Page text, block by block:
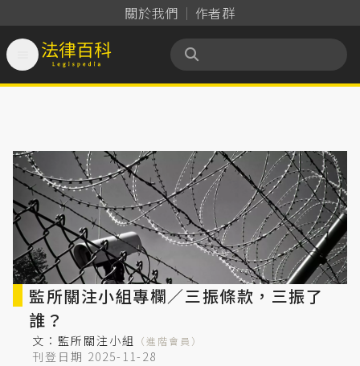
關於我們 作者群
法律百科 Legispedia
監所關注小組專欄／三振條款，三振了
誰？
文： 監所關注小組 （進階會員）
刊登日期 2025-11-28